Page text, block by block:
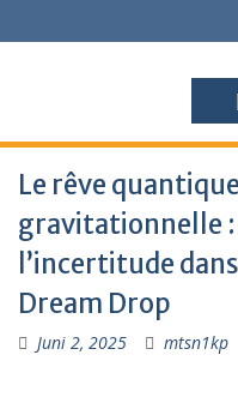
Le rêve
gravitationnelle :
l’incertitude
Dream Drop
Juni 2, 2025 mtsn1kp